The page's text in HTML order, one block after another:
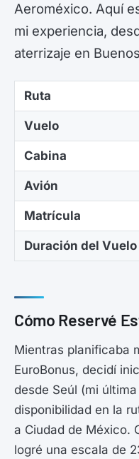
Aeroméxico. Aquí
mi experiencia,
aterrizaje en
Ruta
Vuelo
Cabina
Avión
Matrícula
Duración del Vuelo
Cómo Reservé
Mientras planificaba
EuroBonus, decidí
desde Seúl (mi
disponibilidad en la
a Ciudad de México.
logré una escala de